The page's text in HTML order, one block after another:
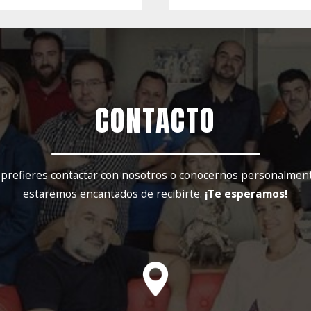
CONTACTO
contactar con nosotros o conocernos
estaremos encantados de recibirte. ¡Te esperamos!